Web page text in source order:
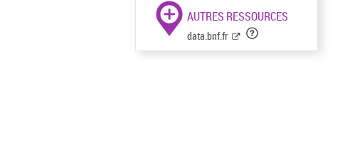
AUTRES RESSOURCES
data.bnf.fr